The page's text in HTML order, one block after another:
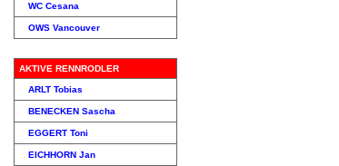
WC Cesana
OWS Vancouver
AKTIVE RENNRODLER
ARLT Tobias
BENECKEN Sascha
EGGERT Toni
EICHHORN Jan